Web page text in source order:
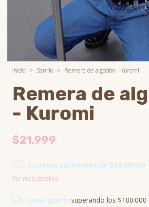
Inicio > Sanrio > Remera de algodón - Kuromi
Remera de
- Kuromi
$21.999
2 cuotas sin interés de $10.999,50
Ver más detalles
Envío gratis superando los$100.000